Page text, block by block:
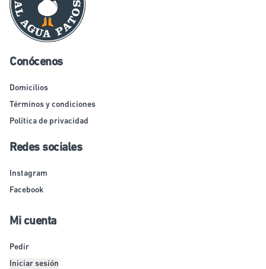
Conócenos
Domicilios
Términos y condiciones
Política de privacidad
Redes sociales
Instagram
Facebook
Mi cuenta
Pedir
Iniciar sesión